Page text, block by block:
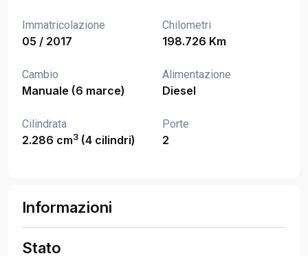
Immatricolazione
05 / 2017
Chilometri
198.726 Km
Cambio
Manuale (6 marce)
Alimentazione
Diesel
Cilindrata
2.286 cm3 (4 cilindri)
Porte
2
Informazioni
Stato